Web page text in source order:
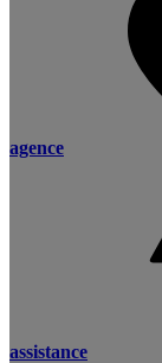
agence
assistance